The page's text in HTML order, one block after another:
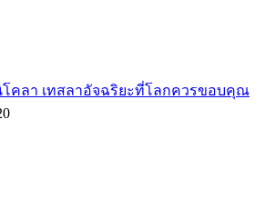
นิโคลา เทสลาอัจฉริยะที่โลกควรขอบคุณ